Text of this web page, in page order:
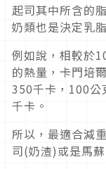
起司其中所含的
奶類也是決定乳
例如說，相較於
的熱量，卡門培
350千卡，100公
千卡。
所以，最適合減
司(奶渣)或是馬